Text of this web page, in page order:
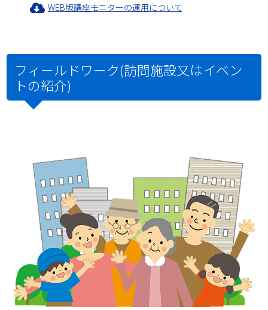
WEB版講座モニターの運用について
フィールドワーク(訪問施設又はイベン
トの紹介)